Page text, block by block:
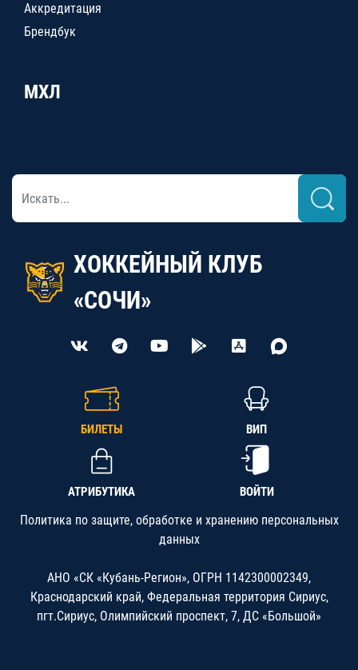
Аккредитация
Брендбук
МХЛ
ХОККЕЙНЫЙ КЛУБ
«СОЧИ»
БИЛЕТЫ ВИП
АТРИБУТИКА ВОЙТИ
Политика по защите, обработке и хранению персональных
данных
АНО «СК «Кубань-Регион», ОГРН 1142300002349,
Краснодарский край, Федеральная территория Сириус,
пгт.Сириус, Олимпийский проспект, 7, ДС «Большой»